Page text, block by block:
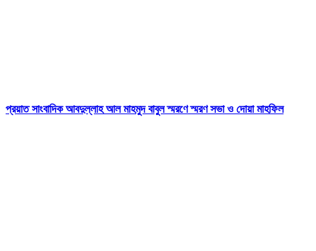
প্রয়াত সাংবাদিক আবদুল্লাহ আল মাহমুদ বাবুল স্মরণে স্মরণ সভা ও দোয়া মাহফিল